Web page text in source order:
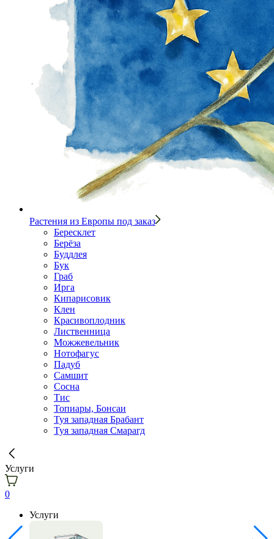
Растения из Европы под заказ
Бересклет
Берёза
Буддлея
Бук
Граб
Ирга
Кипарисовик
Клен
Красивоплодник
Лиственница
Можжевельник
Нотофагус
Падуб
Самшит
Сосна
Тис
Топиары, Бонсаи
Туя западная Брабант
Туя западная Смарагд
Услуги
0
Услуги